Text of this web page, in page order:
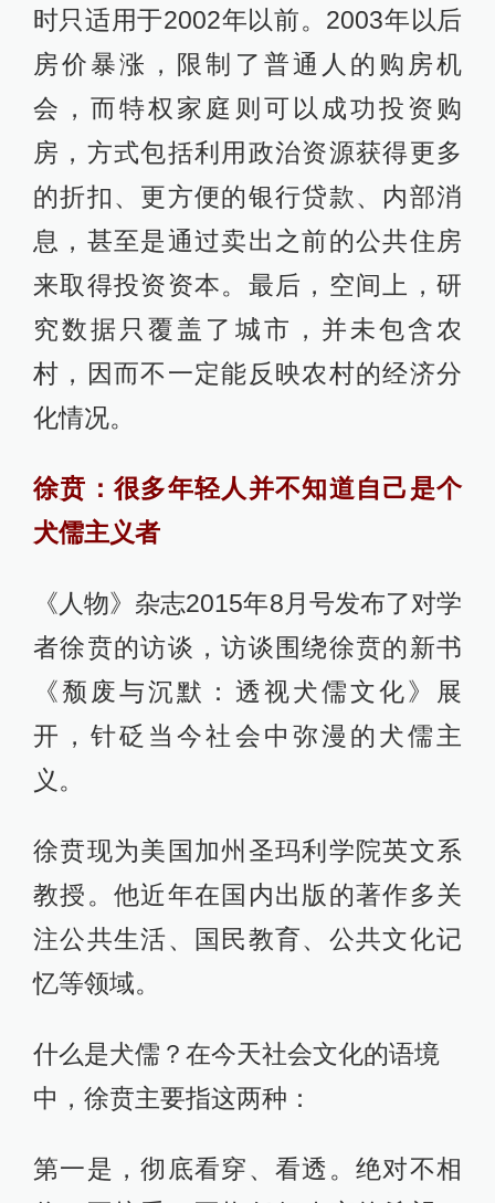
时只适用于2002年以前。2003年以后
房价暴涨，限制了普通人的购房机
会，而特权家庭则可以成功投资购
房，方式包括利用政治资源获得更多
的折扣、更方便的银行贷款、内部消
息，甚至是通过卖出之前的公共住房
来取得投资资本。最后，空间上，研
究数据只覆盖了城市，并未包含农
村，因而不一定能反映农村的经济分
化情况。
徐贲：很多年轻人并不知道自己是个
犬儒主义者
《人物》杂志2015年8月号发布了对学
者徐贲的访谈，访谈围绕徐贲的新书
《颓废与沉默：透视犬儒文化》展
开，针砭当今社会中弥漫的犬儒主
义。
徐贲现为美国加州圣玛利学院英文系
教授。他近年在国内出版的著作多关
注公共生活、国民教育、公共文化记
忆等领域。
什么是犬儒？在今天社会文化的语境
中，徐贲主要指这两种：
第一是，彻底看穿、看透。绝对不相